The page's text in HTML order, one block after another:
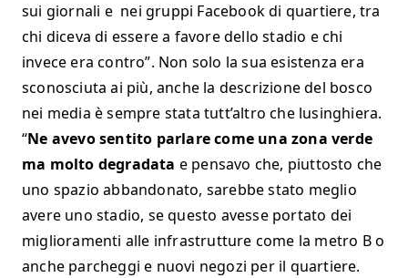
sui giornali e nei gruppi Facebook di quartiere, tra
chi diceva di essere a favore dello stadio e chi
invece era contro”. Non solo la sua esistenza era
sconosciuta ai più, anche la descrizione del bosco
nei media è sempre stata tutt’altro che lusinghiera.
“Ne avevo sentito parlare come una zona verde
ma molto degradata e pensavo che, piuttosto che
uno spazio abbandonato, sarebbe stato meglio
avere uno stadio, se questo avesse portato dei
miglioramenti alle infrastrutture come la metro B o
anche parcheggi e nuovi negozi per il quartiere.